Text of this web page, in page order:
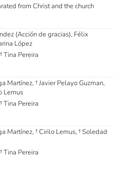
from Christ and the church
(Acción de gracias), Félix
López
Tina Pereira
Martínez, † Javier Pelayo Guzman,
Lemus
Tina Pereira
Martínez, † Cirilo Lemus, † Soledad
Tina Pereira